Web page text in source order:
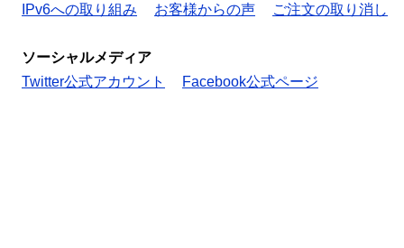
IPv6への取り組み
お客様からの声 ご注文の取り消し
ソーシャルメディア
Twitter公式アカウント
Facebook公式ページ